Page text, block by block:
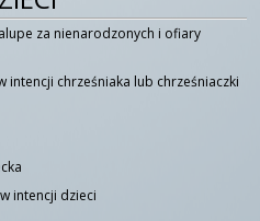
za nienarodzonych i ofiary
intencji chrześniaka lub chrześniaczki
intencji dzieci